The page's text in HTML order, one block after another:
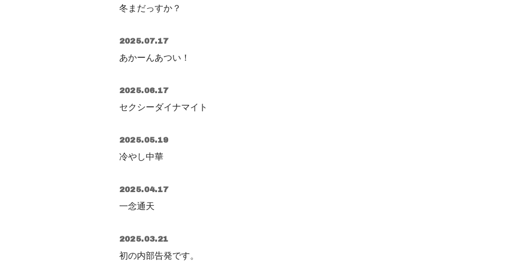
冬まだっすか？
2025.07.17
あかーんあつい！
2025.06.17
セクシーダイナマイト
2025.05.19
冷やし中華
2025.04.17
一念通天
2025.03.21
初の内部告発です。